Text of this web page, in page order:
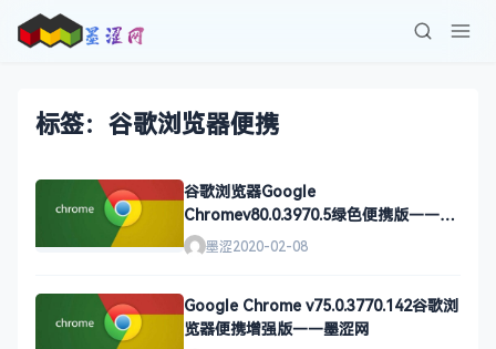
标签：谷歌浏览器便携
谷歌浏览器Google
Chromev80.0.3970.5绿色便携版——墨
涩网墨涩2020-02-08
Google Chrome v75.0.3770.142谷歌浏
览器便携增强版——墨涩网